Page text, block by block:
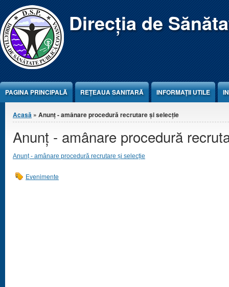
Jump to Content Direcția de
PAGINA PRINCIPALĂ REŢEAUA SANITARĂ INFORMAȚII UTILE
Eşti aici
Acasă » Anunț - amânare procedură recrutare și selecție
Anunț - amânare procedură
Anunț - amânare procedură recrutare și selecție
Evenimente